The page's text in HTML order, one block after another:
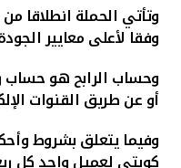
وتأتي الحملة انطلاقا
وفقا لأعلى معايير
وحساب الرابح هو حساب
أو عن طريق القنوات